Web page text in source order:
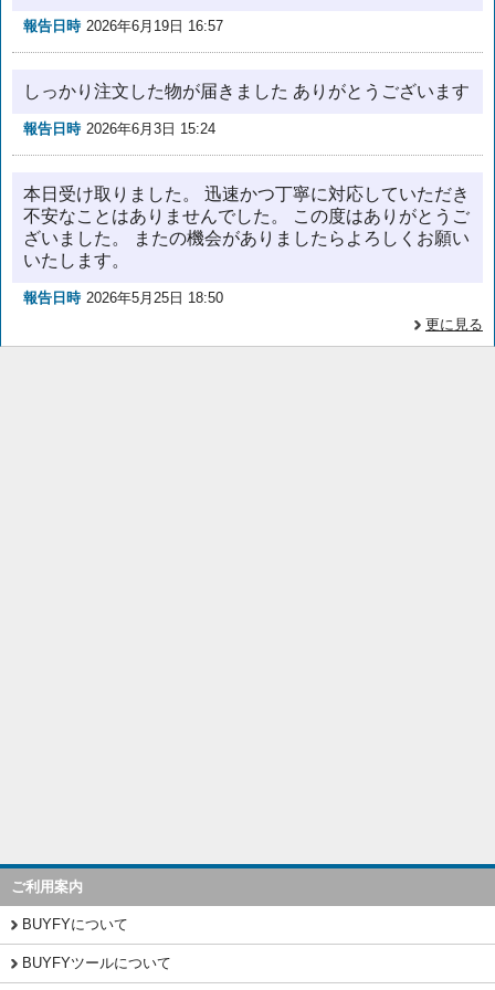
報告日時 2026年6月19日 16:57
しっかり注文した物が届きました ありがとうございます
報告日時 2026年6月3日 15:24
本日受け取りました。 迅速かつ丁寧に対応していただき
不安なことはありませんでした。 この度はありがとうご
ざいました。 またの機会がありましたらよろしくお願い
いたします。
報告日時 2026年5月25日 18:50
更に見る
ご利用案内
BUYFYについて
BUYFYツールについて